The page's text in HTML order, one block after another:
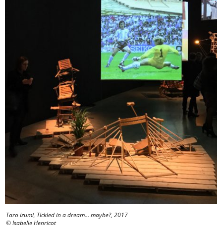
Taro Izumi, TIckled in a dream… maybe?, 2017
© Isabelle Henricot